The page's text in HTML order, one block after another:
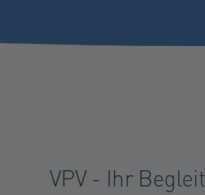
VPV - Ihr